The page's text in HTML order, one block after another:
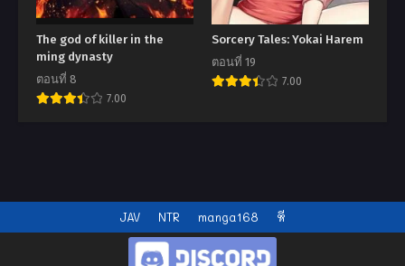
The god of killer in the
ming dynasty
ตอนที่ 8
7.00
Sorcery Tales: Yokai Harem
ตอนที่ 19
7.00
JAV NTR manga168 หี